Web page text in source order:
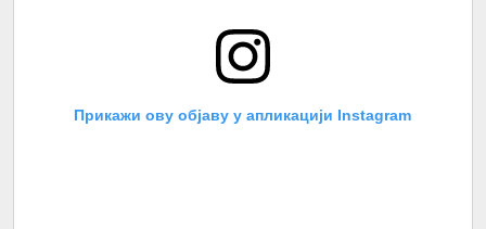
Прикажи ову објаву у апликацији Instagram